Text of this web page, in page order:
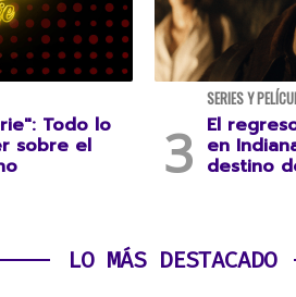
Todo lo
sobre el
SERIES Y
El
en
destino
LO MÁS DESTACADO